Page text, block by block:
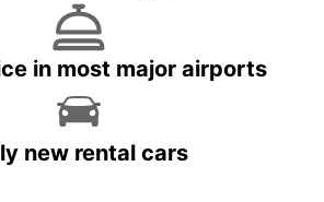
in most major airports
new rental cars